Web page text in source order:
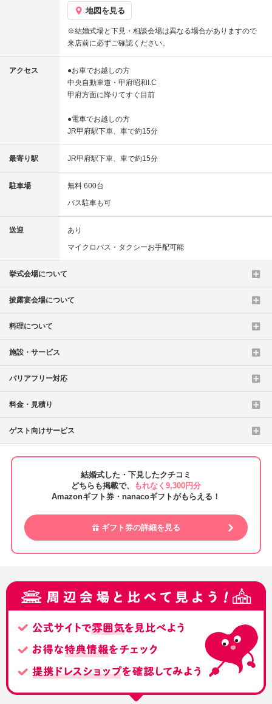
地図を見る
※結婚式場と下見・相談会場は異なる場合がありますので
来店前に必ずご確認ください。
アクセス
●お車でお越しの方
中央自動車道・甲府昭和I.C
甲府方面に降りてすぐ目前
●電車でお越しの方
JR甲府駅下車、車で約15分
最寄り駅 JR甲府駅下車、車で約15分
駐車場
無料 600台
バス駐車も可
送迎
あり
マイクロバス・タクシーお手配可能
挙式会場について
披露宴会場について
料理について
施設・サービス
バリアフリー対応
料金・見積り
ゲスト向けサービス
結婚式した・下見したクチコミ
どちらも掲載で、
もれなく9,300円分
Amazonギフト券・nanacoギフトがもらえる！
ギフト券の詳細を見る